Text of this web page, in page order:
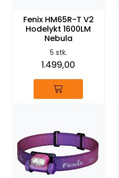
Fenix HM65R-T V2
Hodelykt 1600LM
Nebula
5 stk.
1.499,00